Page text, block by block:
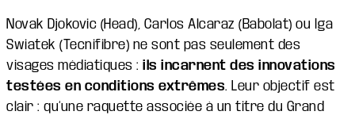
Novak Djokovic (Head), Carlos Alcaraz (Babolat) ou Iga
Swiatek (Tecnifibre) ne sont pas seulement des
visages médiatiques : ils incarnent des innovations
testées en conditions extrêmes. Leur objectif est
clair : qu’une raquette associée à un titre du Grand